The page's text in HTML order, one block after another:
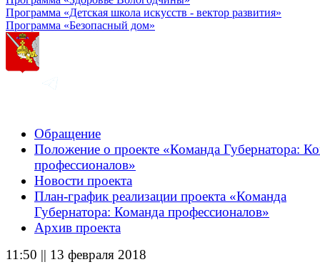
Программа «Детская школа искусств - вектор развития»
Программа «Безопасный дом»
Обращение
Положение о проекте «Команда Губернатора:
профессионалов»
Новости проекта
План-график реализации проекта «Команда
Губернатора: Команда профессионалов»
Архив проекта
11:50 || 13 февраля 2018